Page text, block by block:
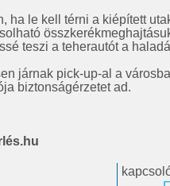
ha le kell térni a kiépített
teszi a teherautót a
járnak pick-up-al a
biztonságérzetet ad.